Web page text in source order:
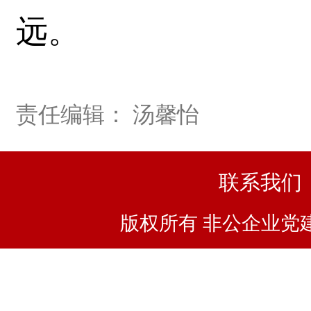
远。
责任编辑： 汤馨怡
联系我们
版权所有 非公企业党